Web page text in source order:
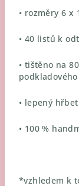
• rozměry 6 x
• 40 listů k
• tištěno na
• lepený hřbet
• 100 %
*vzhledem k